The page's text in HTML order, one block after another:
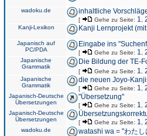
wadoku.de inhaltliche
[ Gehe zu Seite: 1
Kanji-Lexikon
Kanji Lernprojekt
Japanisch auf
PC/PDA
Eingabe ins
[ Gehe zu Seite: 1
Japanische
Grammatik
Die Bildung der TE-
[ Gehe zu Seite: 1
Japanische
Grammatik
die neuen Joyo-
[ Gehe zu Seite: 1
Japanisch-Deutsche
Übersetzungen
"Übersetzung"
[ Gehe zu Seite: 1
Japanisch-Deutsche
Übersetzungen
[ Gehe zu Seite: 1
wadoku.de
watashi wa = "わたし